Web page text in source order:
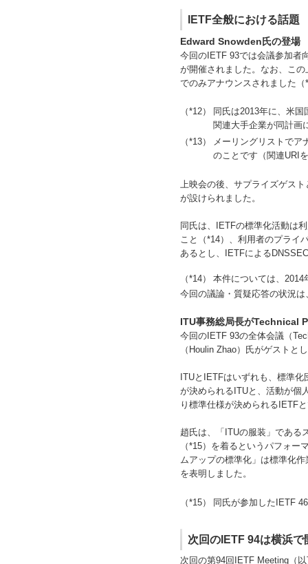
IETF全般における話題
Edward Snowden氏の登場
今回のIETF 93では会議参加者
が開催されました。なお、こ
でのみアナウンスされました（
（*12）
同氏は2013年に、米
関連大手企業が同計画
（*13）
メーリングリストでア
のことです（関連URI
上映会の後、サプライズゲス
が設けられました。
同氏は、IETFの標準化活動は
こと（*14）、利用者のプライ
あるとし、IETFによる
（*14）
本件については、
今回の議論・質疑応答の状況
ITU事務総局長がTechnical
今回のIETF 93の全体会議（
（Houlin Zhao）氏がゲストと
ITUとIETFはいずれも、標準
が決められるITUと、活動が個
り標準仕様が決められるIETF
趙氏は、「ITUの服装」である
（*15）を着るというパフォ
ムアップの標準化」は標準化
を表明しました。
（*15） 同氏が参加したIETF
次回のIETF 94は横浜で
次回の第94回IETF Meeting（